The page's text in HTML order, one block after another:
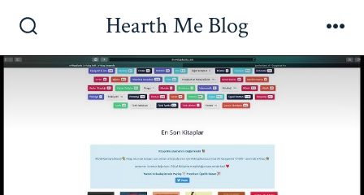
atla
Çubuğunu
Göster/Gizle
Hearth Me Blog